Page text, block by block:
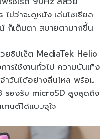
ม่ว่าจะดูหนัง เล่นโซเชียล
ก็เต็มตา สบายตามากขึ้น
ยชิปเซ็ต MediaTek Helio
รใช้งานทั่วไป ความบันเทิง
ำวันได้อย่างลื่นไหล พร้อม
รองรับ microSD สูงสุดถึง
ทนต์ได้แบบจุใจ